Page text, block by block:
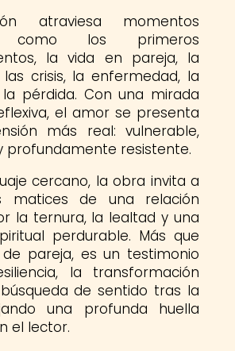
atraviesa momentos
como los primeros
la vida en pareja, la
crisis, la enfermedad, la
pérdida. Con una mirada
el amor se presenta
más real: vulnerable,
profundamente resistente.
cercano, la obra invita a
matices de una relación
la ternura, la lealtad y una
perdurable. Más que
pareja, es un testimonio
la transformación
de sentido tras la
una profunda huella
el lector.